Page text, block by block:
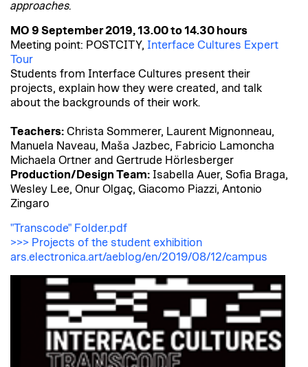
approaches.
MO 9 September 2019, 13.00 to 14.30 hours
Meeting point: POSTCITY, Interface Cultures Expert
Tour
Students from Interface Cultures present their
projects, explain how they were created, and talk
about the backgrounds of their work.
Teachers: Christa Sommerer, Laurent Mignonneau,
Manuela Naveau, Maša Jazbec, Fabricio Lamoncha
Michaela Ortner and Gertrude Hörlesberger
Production/Design Team: Isabella Auer, Sofia Braga,
Wesley Lee, Onur Olgaç, Giacomo Piazzi, Antonio
Zingaro
"Transcode" Folder.pdf
>>> Projects of the student exhibition
ars.electronica.art/aeblog/en/2019/08/12/campus